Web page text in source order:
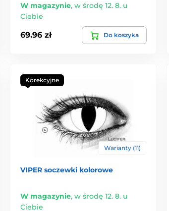
W magazynie, w środę 12. 8. u
Ciebie
69.96 zł Do koszyka
Korekcyjne
Warianty (11)
VIPER soczewki kolorowe
W magazynie, w środę 12. 8. u
Ciebie